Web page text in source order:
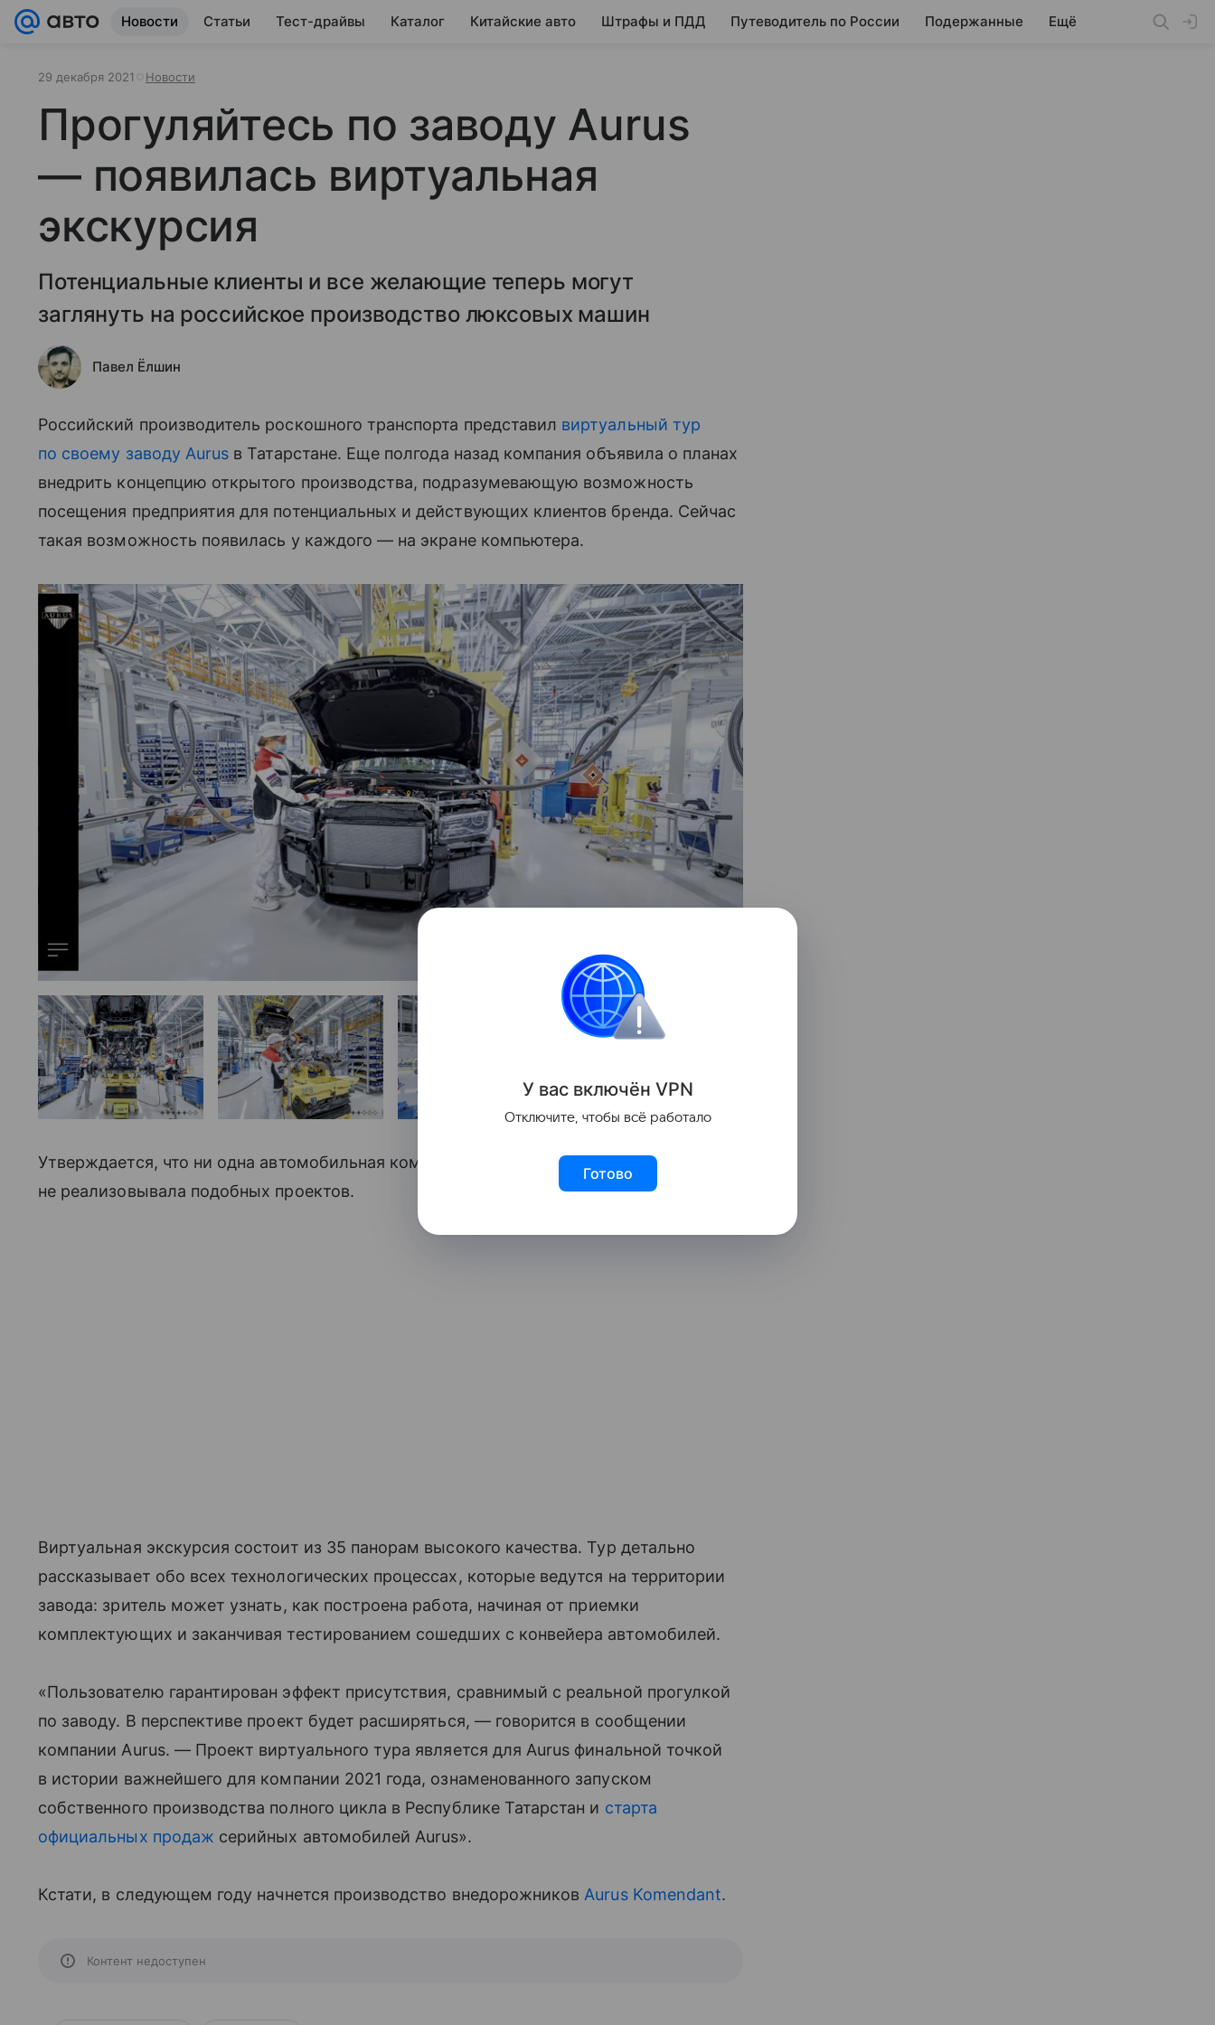
Новости Статьи Тест-драйвы Каталог Китайские авто Штрафы и ПДД Путеводитель по России Подержанные Ещё
29 декабря 2021 Новости
Прогуляйтесь по заводу Aurus
— появилась виртуальная
экскурсия
Потенциальные клиенты и все желающие теперь могут
заглянуть на российское производство люксовых машин
Павел Ёлшин
Российский производитель роскошного транспорта представил виртуальный тур
по своему заводу Aurus в Татарстане. Еще полгода назад компания объявила о планах
внедрить концепцию открытого производства, подразумевающую возможность
посещения предприятия для потенциальных и действующих клиентов бренда. Сейчас
такая возможность появилась у каждого — на экране компьютера.
Утверждается, что ни одна автомобильная компания в России ранее
не реализовывала подобных проектов.
Виртуальная экскурсия состоит из 35 панорам высокого качества. Тур детально
рассказывает обо всех технологических процессах, которые ведутся на территории
завода: зритель может узнать, как построена работа, начиная от приемки
комплектующих и заканчивая тестированием сошедших с конвейера автомобилей.
«Пользователю гарантирован эффект присутствия, сравнимый с реальной прогулкой
по заводу. В перспективе проект будет расширяться, — говорится в сообщении
компании Aurus. — Проект виртуального тура является для Aurus финальной точкой
в истории важнейшего для компании 2021 года, ознаменованного запуском
собственного производства полного цикла в Республике Татарстан и старта
официальных продаж серийных автомобилей Aurus».
Кстати, в следующем году начнется производство внедорожников Aurus Komendant.
Контент недоступен
У вас включён VPN
Отключите, чтобы всё работало
Готово